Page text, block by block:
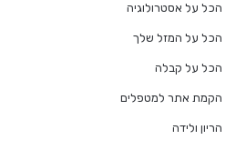
הכל על אסטרולוגיה
הכל על המזל שלך
הכל על קבלה
הקמת אתר למטפלים
הריון ולידה